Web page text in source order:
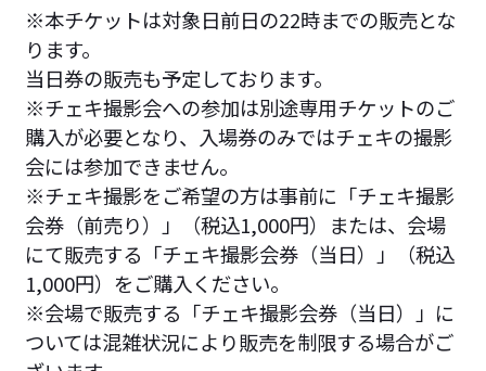
※本チケットは対象日前日の22時までの販売とな
ります。
当日券の販売も予定しております。
※チェキ撮影会への参加は別途専用チケットのご
購入が必要となり、入場券のみではチェキの撮影
会には参加できません。
※チェキ撮影をご希望の方は事前に「チェキ撮影
会券（前売り）」（税込1,000円）または、会場
にて販売する「チェキ撮影会券（当日）」（税込
1,000円）をご購入ください。
※会場で販売する「チェキ撮影会券（当日）」に
ついては混雑状況により販売を制限する場合がご